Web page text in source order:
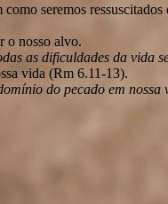
seremos
o nosso alvo.
as dificuldades da
vida (Rm 6.11-13).
do pecado em